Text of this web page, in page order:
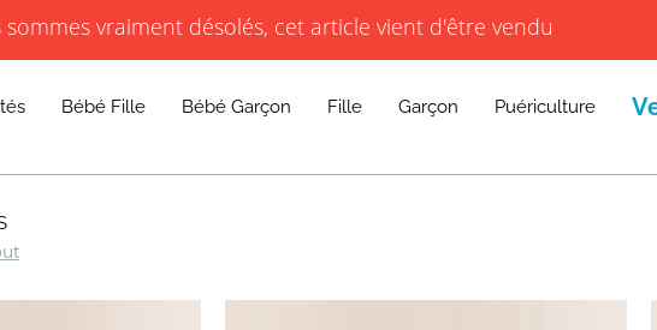
BORDEAUX, CAEN, PARIS COMMERCE, PARIS COURCELLES, PARIS TRONCHET, RENNES, ROUEN,
Bébé Fille Bébé Garçon Fille Garçon Puériculture
sommes vraiment désolés, cet article vient d'être vendu